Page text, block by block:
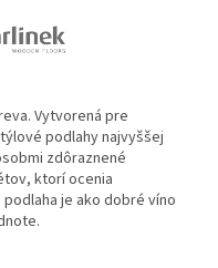
Vytvorená pre
podlahy najvyššej
zdôraznené
ktorí ocenia
je ako dobré víno